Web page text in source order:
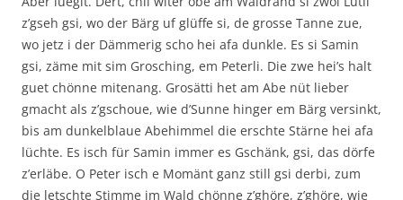
z’gseh gsi, wo der Bärg uf glüffe si, de grosse Tanne zue,
wo jetz i der Dämmerig scho hei afa dunkle. Es si Samin
gsi, zäme mit sim Grosching, em Peterli. Die zwe hei’s halt
guet chönne mitenang. Grosätti het am Abe nüt lieber
gmacht als z’gschoue, wie d’Sunne hinger em Bärg versinkt,
bis am dunkelblaue Abehimmel die erschte Stärne hei afa
lüchte. Es isch für Samin immer es Gschänk, gsi, das dörfe
z’erläbe. O Peter isch e Momänt ganz still gsi derbi, zum
die letschte Stimme im Wald chönne z’ghöre, z’ghöre, wie